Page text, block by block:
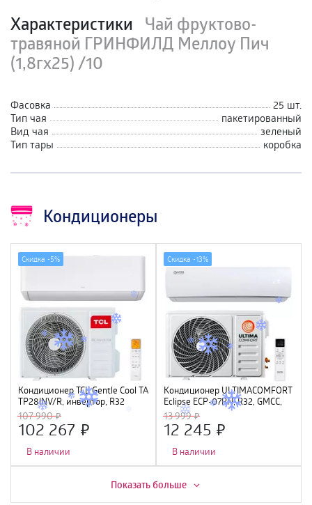
Характеристики
Чай фруктово-
травяной ГРИНФИЛД Меллоу Пич
(1,8гх25) /10
Фасовка
25 шт.
Тип чая
пакетированный
Вид чая
зеленый
Тип тары
коробка
Кондиционеры
Кондиционер TCL Gentle Cool TAC-
TP28INV/R, инвертор, R32
107 990
102 267
В наличии
Скидка -5%
Кондиционер ULTIMACOMFORT
Eclipse ECP-07PN, R32, GMCC,
Wi-Fi Ready
13 999
12 245
В наличии
Скидка -13%
Показать больше